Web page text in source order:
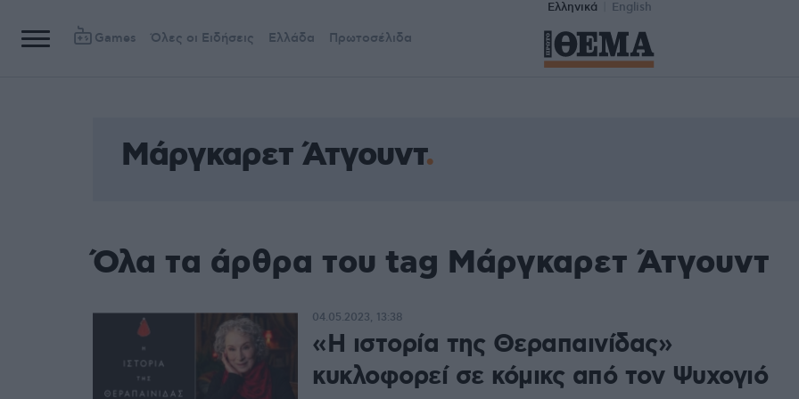
Ελληνικά English
Games Όλες οι Ειδήσεις Ελλάδα Πρωτοσέλιδα
Μάργκαρετ Άτγουντ
Όλα τα άρθρα του tag Μάργκαρετ Άτγουντ
«Η ιστορία της Θεραπαινίδας»
κυκλοφορεί σε κόμικς από τον Ψυχογιό
04.05.2023, 13:38